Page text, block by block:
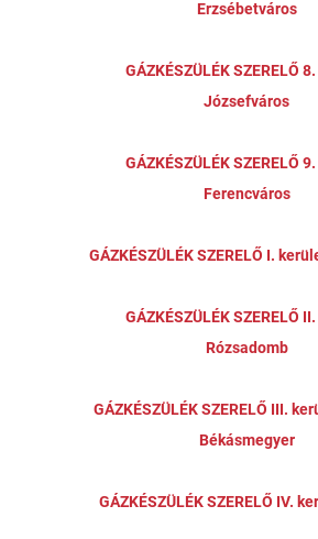
Erzsébetváros
GÁZKÉSZÜLÉK SZERELŐ
Józsefváros
GÁZKÉSZÜLÉK SZERELŐ
Ferencváros
GÁZKÉSZÜLÉK SZERELŐ I.
GÁZKÉSZÜLÉK SZERELŐ
Rózsadomb
GÁZKÉSZÜLÉK SZERELŐ III.
Békásmegyer
GÁZKÉSZÜLÉK SZERELŐ IV.